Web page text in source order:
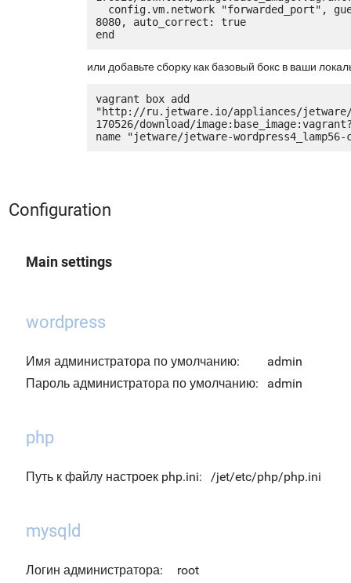
8080, auto_correct: true
или добавьте сборку как базовый бокс в ваши
vagrant box add
"http://ru.jetware.io/appliances/jetware/
170526/download/
Configuration
Main settings
wordpress
Имя администратора по умолчанию:
admin
Пароль администратора по умолчанию:
admin
php
Путь к файлу настроек php.ini: /jet/etc/php/php.ini
mysqld
Логин администратора:
root